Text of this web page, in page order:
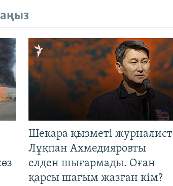
Шекара қызметі журналист
Лұқпан Ахмедияровты
елден шығармады. Оған
қарсы шағым жазған кім?